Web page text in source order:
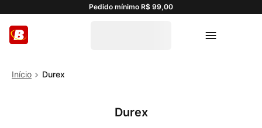
Pedido mínimo R$ 99,00
Durex
Durex